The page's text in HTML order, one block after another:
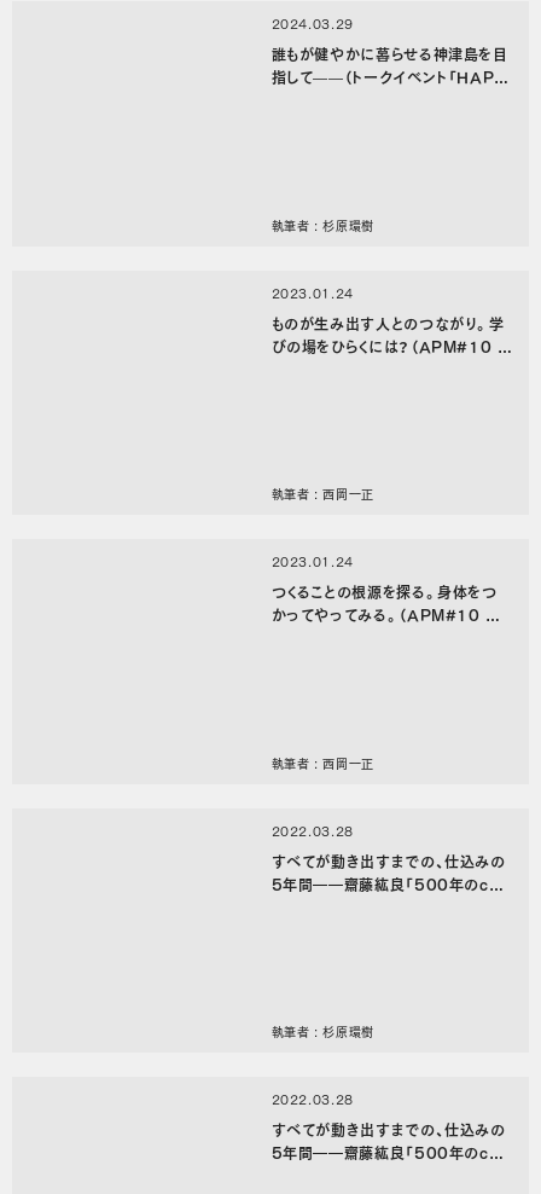
2024.03.29
誰もが健やかに暮らせる神津島を目
指して——（トークイベント「HAPP
執筆者 : 杉原環樹
2023.01.24
ものが生み出す人とのつながり。学
びの場をひらくには？（APM#10 後
執筆者 : 西岡一正
2023.01.24
つくることの根源を探る。身体をつ
かってやってみる。（APM#10 前
執筆者 : 西岡一正
2022.03.28
すべてが動き出すまでの、仕込みの
5年間――齋藤紘良「500年のcom
執筆者 : 杉原環樹
2022.03.28
すべてが動き出すまでの、仕込みの
5年間――齋藤紘良「500年のcom